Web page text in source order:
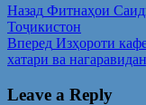
Post
navigation
Назад Предыдущая
запись:
Фитнаҳои
Тоҷикистон
Вперед Следующая
запись:
Изҳороти
хатари ва
Leave a Reply